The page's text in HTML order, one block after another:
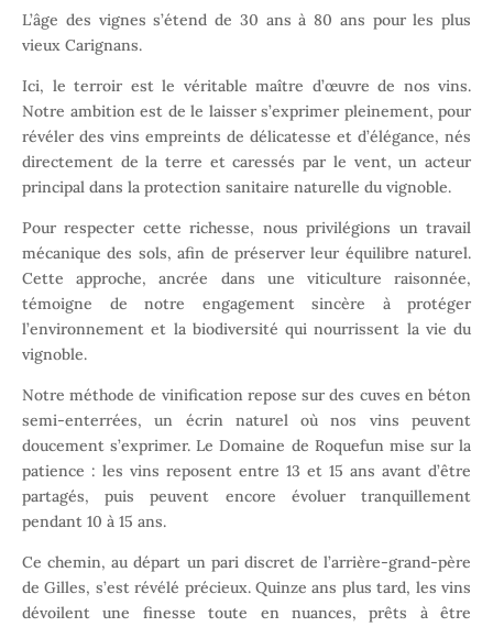
L’âge des vignes s’étend de 30 ans à 80 ans pour les plus
vieux Carignans.
Ici, le terroir est le véritable maître d’œuvre de nos vins.
Notre ambition est de le laisser s’exprimer pleinement, pour
révéler des vins empreints de délicatesse et d’élégance, nés
directement de la terre et caressés par le vent, un acteur
principal dans la protection sanitaire naturelle du vignoble.
Pour respecter cette richesse, nous privilégions un travail
mécanique des sols, afin de préserver leur équilibre naturel.
Cette approche, ancrée dans une viticulture raisonnée,
témoigne de notre engagement sincère à protéger
l’environnement et la biodiversité qui nourrissent la vie du
vignoble.
Notre méthode de vinification repose sur des cuves en béton
semi-enterrées, un écrin naturel où nos vins peuvent
doucement s’exprimer. Le Domaine de Roquefun mise sur la
patience : les vins reposent entre 13 et 15 ans avant d’être
partagés, puis peuvent encore évoluer tranquillement
pendant 10 à 15 ans.
Ce chemin, au départ un pari discret de l’arrière-grand-père
de Gilles, s’est révélé précieux. Quinze ans plus tard, les vins
dévoilent une finesse toute en nuances, prêts à être